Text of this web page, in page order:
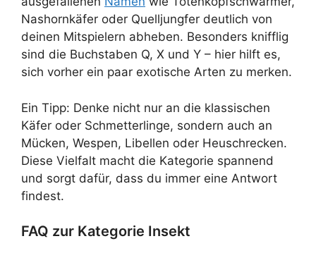
Nashornkäfer oder Quelljungfer deutlich von
deinen Mitspielern abheben. Besonders knifflig
sind die Buchstaben Q, X und Y – hier hilft es,
sich vorher ein paar exotische Arten zu merken.
Ein Tipp: Denke nicht nur an die klassischen
Käfer oder Schmetterlinge, sondern auch an
Mücken, Wespen, Libellen oder Heuschrecken.
Diese Vielfalt macht die Kategorie spannend
und sorgt dafür, dass du immer eine Antwort
findest.
FAQ zur Kategorie Insekt